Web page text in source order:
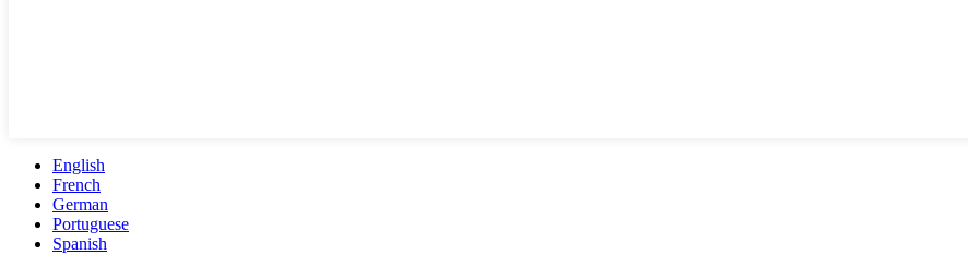
English
French
German
Portuguese
Spanish